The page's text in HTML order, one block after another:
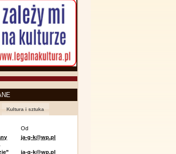
Kultura i sztuka
Od
ja-g-k@wp.pl
ja-g-k@wp.pl